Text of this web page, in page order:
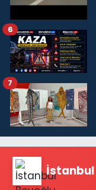
6
7
İstanbul